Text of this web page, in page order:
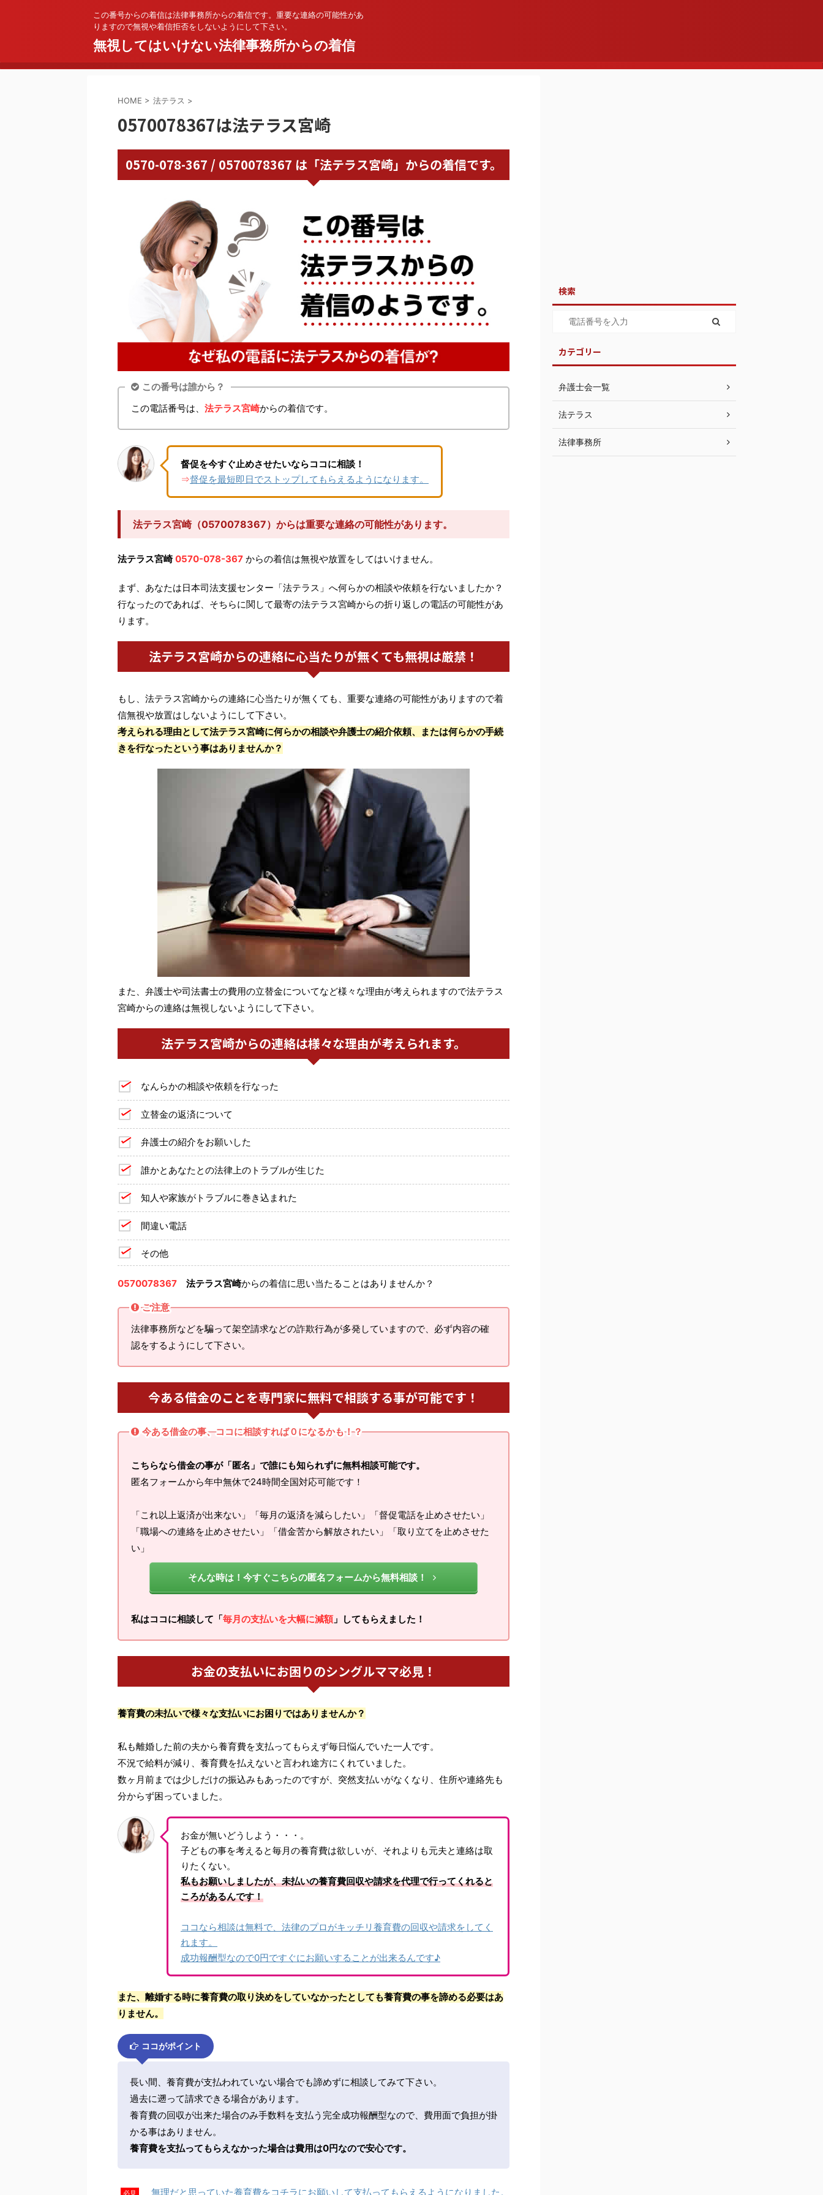
この番号からの着信は法律事務所からの着信です。重要な連絡の可能性があ
りますので無視や着信拒否をしないようにして下さい。
無視してはいけない法律事務所からの着信
HOME > 法テラス >
0570078367は法テラス宮崎
0570-078-367 / 0570078367 は「法テラス宮崎」からの着信です。
この番号は誰から？
この電話番号は、 法テラス宮崎からの着信です。
督促を今すぐ止めさせたいならココに相談！
⇒督促を最短即日でストップしてもらえるようになります。
法テラス宮崎（0570078367）からは重要な連絡の可能性があります。
法テラス宮崎 0570-078-367 からの着信は無視や放置をしてはいけません。
まず、あなたは日本司法支援センター「法テラス」へ何らかの相談や依頼を行ないましたか？
行なったのであれば、そちらに関して最寄の法テラス宮崎からの折り返しの電話の可能性があ
ります。
法テラス宮崎からの連絡に心当たりが無くても無視は厳禁！
もし、法テラス宮崎からの連絡に心当たりが無くても、重要な連絡の可能性がありますので着
信無視や放置はしないようにして下さい。
考えられる理由として法テラス宮崎に何らかの相談や弁護士の紹介依頼、または何らかの手続
きを行なったという事はありませんか？
また、弁護士や司法書士の費用の立替金についてなど様々な理由が考えられますので法テラス
宮崎からの連絡は無視しないようにして下さい。
法テラス宮崎からの連絡は様々な理由が考えられます。
なんらかの相談や依頼を行なった
立替金の返済について
弁護士の紹介をお願いした
誰かとあなたとの法律上のトラブルが生じた
知人や家族がトラブルに巻き込まれた
間違い電話
その他
0570078367 法テラス宮崎からの着信に思い当たることはありませんか？
ご注意
法律事務所などを騙って架空請求などの詐欺行為が多発していますので、必ず内容の確
認をするようにして下さい。
今ある借金のことを専門家に無料で相談する事が可能です！
今ある借金の事、ココに相談すれば０になるかも！？
こちらなら借金の事が「匿名」で誰にも知られずに無料相談可能です。
匿名フォームから年中無休で24時間全国対応可能です！
「これ以上返済が出来ない」「毎月の返済を減らしたい」「督促電話を止めさせたい」
「職場への連絡を止めさせたい」「借金苦から解放されたい」「取り立てを止めさせた
い」
そんな時は！今すぐこちらの匿名フォームから無料相談！
私はココに相談して「毎月の支払いを大幅に減額」してもらえました！
お金の支払いにお困りのシングルママ必見！
養育費の未払いで様々な支払いにお困りではありませんか？
私も離婚した前の夫から養育費を支払ってもらえず毎日悩んでいた一人です。
不況で給料が減り、養育費を払えないと言われ途方にくれていました。
数ヶ月前までは少しだけの振込みもあったのですが、突然支払いがなくなり、住所や連絡先も
分からず困っていました。
お金が無いどうしよう・・・。
子どもの事を考えると毎月の養育費は欲しいが、それよりも元夫と連絡は取
りたくない。
私もお願いしましたが、未払いの養育費回収や請求を代理で行ってくれると
ころがあるんです！
ココなら相談は無料で、法律のプロがキッチリ養育費の回収や請求をしてく
れます。
成功報酬型なので0円ですぐにお願いすることが出来るんです♪
また、離婚する時に養育費の取り決めをしていなかったとしても養育費の事を諦める必要はあ
りません。
ココがポイント
長い間、養育費が支払われていない場合でも諦めずに相談してみて下さい。
過去に遡って請求できる場合があります。
養育費の回収が出来た場合のみ手数料を支払う完全成功報酬型なので、費用面で負担が掛
かる事はありません。
養育費を支払ってもらえなかった場合は費用は0円なので安心です。
必見 無理だと思っていた養育費をコチラにお願いして支払ってもらえるようになりました。
検索
カテゴリー
弁護士会一覧
法テラス
法律事務所